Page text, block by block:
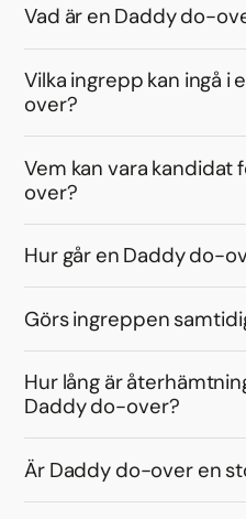
Vad är en Daddy do-
Vilka ingrepp kan ingå i
over?
Vem kan vara kandidat
over?
Hur går en Daddy do-
Görs ingreppen
Hur lång är
Daddy do-over?
Är Daddy do-over en